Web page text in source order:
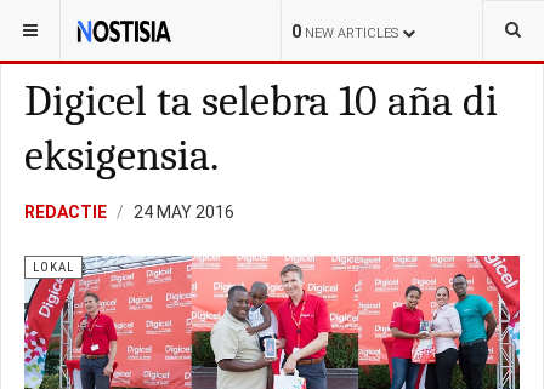
0 NEW ARTICLES
YOU ARE HERE: CURAÇAO KORTE-POLISIAL
Digicel ta selebra 10 aña di
eksigensia.
REDACTIE 24 MAY 2016
LOKAL